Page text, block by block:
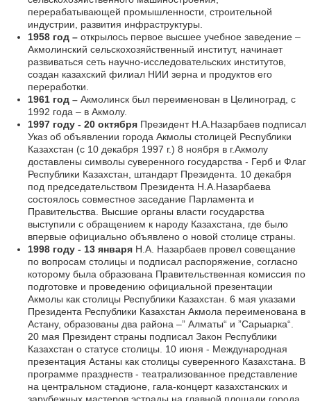
перерабатывающей промышленности, строительной
индустрии, развития инфраструктуры.
1958 год – открылось первое высшее учебное заведение –
Акмолинский сельскохозяйственный институт, начинает
развиваться сеть научно-исследовательских институтов,
создан казахский филиал НИИ зерна и продуктов его
переработки.
1961 год – Акмолинск был переименован в Целиноград, с
1992 года – в Акмолу.
1997 году - 20 октября Президент Н.А.Назарбаев подписал
Указ об объявлении города Акмолы столицей Республики
Казахстан (с 10 декабря 1997 г.) 8 ноября в г.Акмолу
доставлены символы суверенного государства - Герб и Флаг
Республики Казахстан, штандарт Президента. 10 декабря
под председательством Президента Н.А.Назарбаева
состоялось совместное заседание Парламента и
Правительства. Высшие органы власти государства
выступили с обращением к народу Казахстана, где было
впервые официально объявлено о новой столице страны.
1998 году - 13 января Н.А. Назарбаев провел совещание
по вопросам столицы и подписал распоряжение, согласно
которому была образована Правительственная комиссия по
подготовке и проведению официальной презентации
Акмолы как столицы Республики Казахстан. 6 мая указами
Президента Республики Казахстан Акмола переименована в
Астану, образованы два района –” Алматы“ и ”Сарыарка“.
20 мая Президент страны подписал Закон Республики
Казахстан о статусе столицы. 10 июня - Международная
презентация Астаны как столицы суверенного Казахстана. В
программе празднеств - театрализованное представление
на центральном стадионе, гала-концерт казахстанских и
зарубежных мастеров эстрады на главной площади города,